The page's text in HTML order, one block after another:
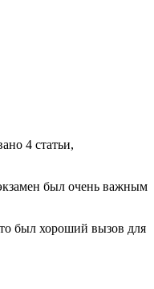
4 статьи,
был очень важным
был хороший вызов для